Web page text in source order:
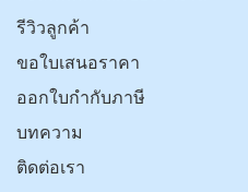
รีวิวลูกค้า
ขอใบเสนอราคา
ออกใบกำกับภาษี
บทความ
ติดต่อเรา